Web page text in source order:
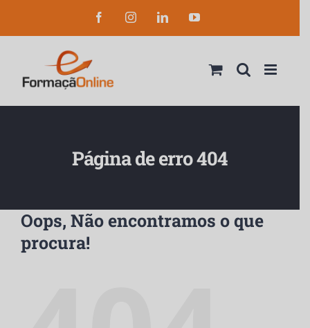
to
FacebookInstagramLinkedInYouTube
Página de erro 404
Oops, Não encontramos o que
procura!